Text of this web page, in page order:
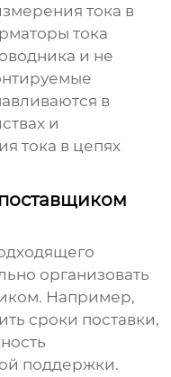
тока в
тока
и не
в
и
тока в цепях
организовать
Например,
сроки поставки,
поддержки.